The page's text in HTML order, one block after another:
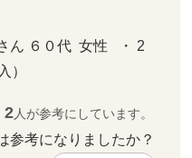
ん ６０代  女性   ・ 2
）
2人が参考にしています。
参考になりましたか？